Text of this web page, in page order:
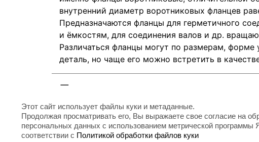
внутренний диаметр воротниковых фланцев
Предназначаются фланцы для герметичного
и ёмкостям, для соединения валов и др.
Различаться фланцы могут по размерам, форме
деталь, но чаще его можно встретить в
Параметры
Диаметр условный (DN)
Этот сайт использует файлы куки и метаданные.
Продолжая просматривать его, Вы выражаете свое согласие на
персональных данных с использованием метрической программы
соответствии с Политикой обработки файлов куки